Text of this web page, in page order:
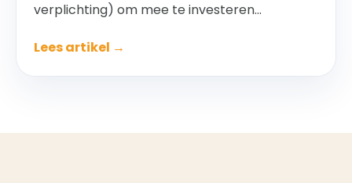
verplichting) om mee te investeren...
Lees artikel →